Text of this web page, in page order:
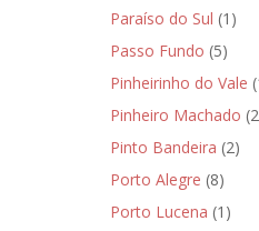
Paraíso do Sul (1)
Passo Fundo (5)
Pinheirinho do Vale
Pinheiro Machado
Pinto Bandeira (2)
Porto Alegre (8)
Porto Lucena (1)